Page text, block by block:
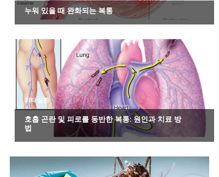
누워 있을 때 완화되는 복통
기타 질환
호흡 곤란 및 피로를 동반한 복통: 원인과 치료 방
법